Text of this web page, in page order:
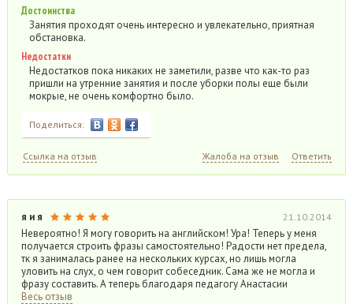
Достоинства
Занятия проходят очень интересно и увлекательно, приятная
обстановка.
Недостатки
Недостатков пока никаких не заметили, разве что как-то раз
пришли на утренние занятия и после уборки полы еще были
мокрые, не очень комфортно было.
Поделиться:
Ссылка на отзыв Жалоба на отзыв Ответить
я и я 21.10.2014
Невероятно! Я могу говорить на английском! Ура! Теперь у меня
получается строить фразы самостоятельно! Радости нет предела,
тк я занималась ранее на нескольких курсах, но лишь могла
уловить на слух, о чем говорит собеседник. Сама же не могла и
фразу составить. А теперь благодаря педагогу Анастасии
Весь отзыв